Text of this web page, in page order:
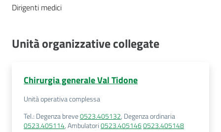
e
territorio
Piacenza
Dirigenti medici
Unità organizzative collegate
Chirurgia generale Val Tidone
Unità operativa complessa
Tel.: Degenza breve0523.405132, Degenza ordinaria
0523.405114,Ambulatori0523.4051460523.405148